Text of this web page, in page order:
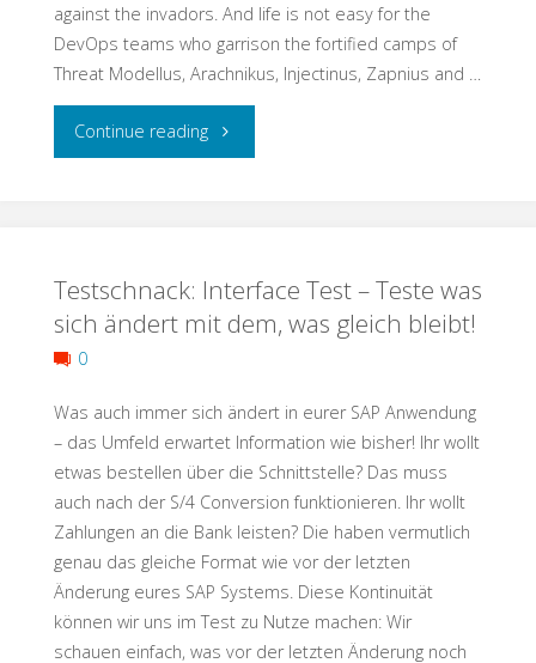
Tester
helfen,
dass
Hassliebe
eine
wird?"
against the invadors. And life is not easy for the
DevOps teams who garrison the fortified camps of
Threat Modellus, Arachnikus, Injectinus, Zapnius and …
Continue reading"The
DevSecOps
–
Gaulic
Village
of
Testing?"
Testschnack: Interface Test – Teste was
sich ändert mit dem, was gleich bleibt!
0
Was auch immer sich ändert in eurer SAP Anwendung
– das Umfeld erwartet Information wie bisher! Ihr wollt
etwas bestellen über die Schnittstelle? Das muss
auch nach der S/4 Conversion funktionieren. Ihr wollt
Zahlungen an die Bank leisten? Die haben vermutlich
genau das gleiche Format wie vor der letzten
Änderung eures SAP Systems. Diese Kontinuität
können wir uns im Test zu Nutze machen: Wir
schauen einfach, was vor der letzten Änderung noch